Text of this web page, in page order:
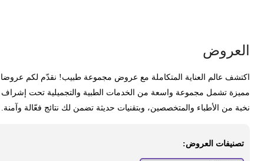
عالم العناية المتكاملة مع عروض مجموعة طبيب! نقدّم لكم عروضا
تشمل مجموعة واسعة من الخدمات الطبية والتجميلية تحت إشراف
من الأطباء والمتخصصين، وبتقنيات حديثة تضمن لك نتائج فعّالة وآمنة.
تصنيفات العروض: